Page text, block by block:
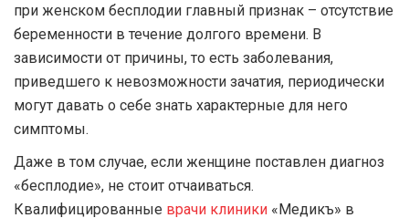
при женском бесплодии главный признак – отсутствие
беременности в течение долгого времени. В
зависимости от причины, то есть заболевания,
приведшего к невозможности зачатия, периодически
могут давать о себе знать характерные для него
симптомы.
Даже в том случае, если женщине поставлен диагноз
«бесплодие», не стоит отчаиваться.
Квалифицированные врачи клиники «Медикъ» в